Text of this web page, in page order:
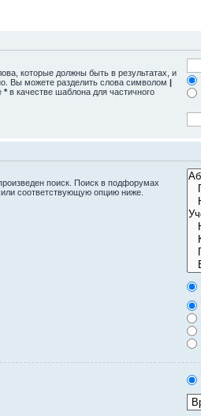
которые должны быть в результатах, и
Вы можете разделить слова символом |
* в качестве шаблона для частичного
поиск. Поиск в подфорумах
соответствующую опцию ниже.